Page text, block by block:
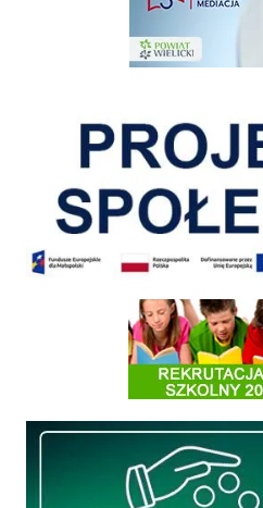
Informacja o terminach
Międzyzakładowa Kasa Zapomogowo -